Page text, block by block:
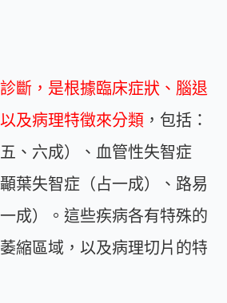
斷，是根據臨床症狀、腦退
及病理特徵來分類 ，包括：
、六成）、血管性失智症
顳葉失智症（占一成）、路易
成）。這些疾病各有特殊的
縮區域，以及病理切片的特